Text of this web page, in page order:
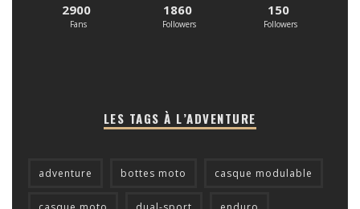
2900
Fans
1860
Followers
150
Followers
LES TAGS À L’ADVENTURE
adventure bottes moto casque modulable